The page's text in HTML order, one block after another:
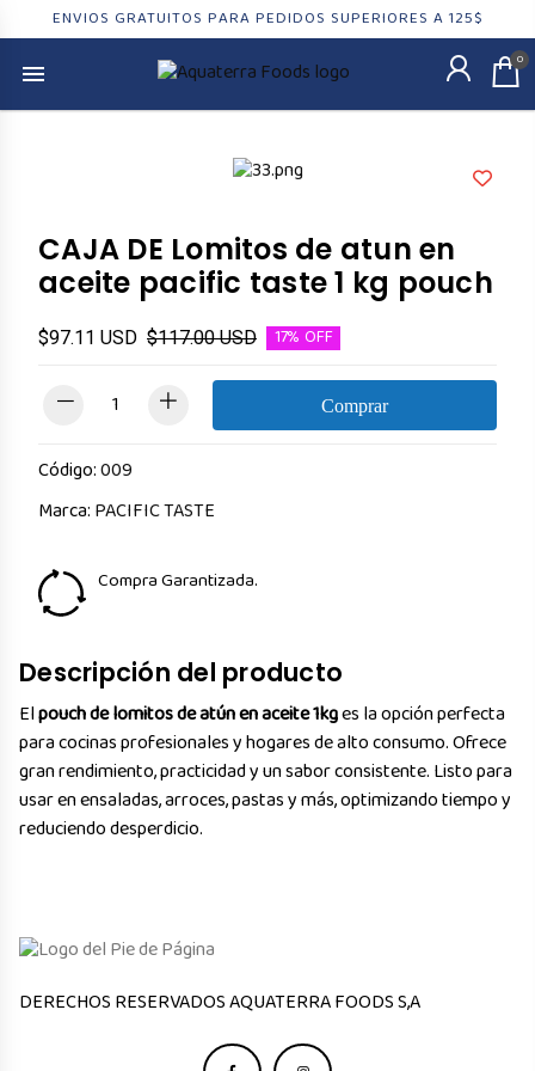
ENVIOS GRATUITOS PARA PEDIDOS SUPERIORES A 125$
0
CAJA DE Lomitos de atun en
aceite pacific taste 1 kg pouch
$97.11 USD $117.00 USD 17% OFF
Comprar
Código:009
Marca:PACIFIC TASTE
Compra Garantizada.
Descripción del producto
Elpouch de lomitos de atún en aceite 1kges la opción perfecta
para cocinas profesionales y hogares de alto consumo. Ofrece
gran rendimiento, practicidad y un sabor consistente. Listo para
usar en ensaladas, arroces, pastas y más, optimizando tiempo y
reduciendo desperdicio.
ㅤㅤㅤㅤDERECHOS RESERVADOS AQUATERRA FOODS S,A